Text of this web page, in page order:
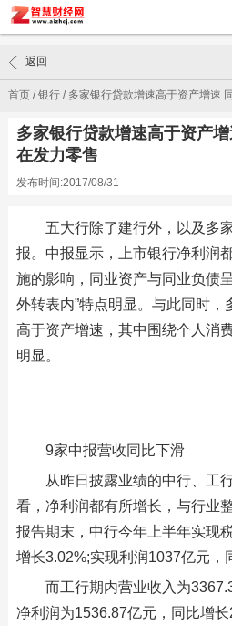
首页/银行/ 多家银行贷款增速高于资产增速
返回
多家银行贷款增速高于资产
在发力零售
发布时间:2017/08/31
五大行除了建行外，以及多
报。中报显示，上市银行净利润
施的影响，同业资产与同业负债
外转表内”特点明显。与此同时，
高于资产增速，其中围绕个人消
明显。
9家中报营收同比下滑
从昨日披露业绩的中行、工
看，净利润都有所增长，与行业
报告期末，中行今年上半年实现
增长3.02%;实现利润1037亿元，
而工行期内营业收入为
净利润为1536.87亿元，同比增长